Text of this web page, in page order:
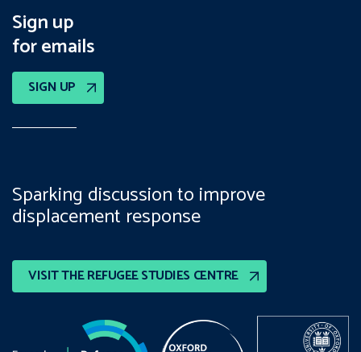
Sign up
for emails
SIGN UP
VISIT THE REFUGEE STUDIES CENTRE
Sparking discussion to improve
displacement response